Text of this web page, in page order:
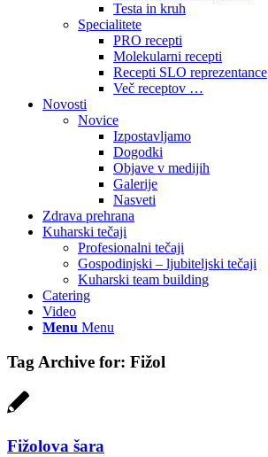
Testa in kruh
Specialitete
PRO recepti
Molekularni recepti
Recepti SLO reprezentance
Več receptov …
Novosti
Novice
Izpostavljamo
Dogodki
Objave v medijih
Galerije
Nasveti
Zdrava prehrana
Kuharski tečaji
Profesionalni tečaji
Gospodinjski – ljubiteljski tečaji
Kuharski team building
Catering
Video
Menu Menu
Tag Archive for: Fižol
Fižolova šara